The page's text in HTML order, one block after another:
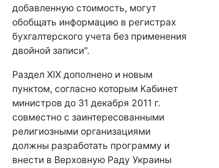
добавленную стоимость, могут
обобщать информацию в регистрах
бухгалтерского учета без применения
двойной записи".
Раздел XIX дополнено и новым
пунктом, согласно которым Кабинет
министров до 31 декабря 2011 г.
совместно с заинтересованными
религиозными организациями
должны разработать программу и
внести в Верховную Раду Украины